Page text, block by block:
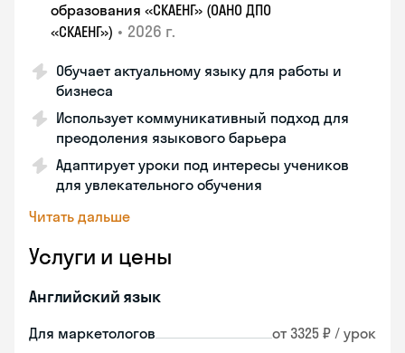
образования «СКАЕНГ» (ОАНО ДПО
«СКАЕНГ») • 2026 г.
Обучает актуальному языку для работы и
бизнеса
Использует коммуникативный подход для
преодоления языкового барьера
Адаптирует уроки под интересы учеников
для увлекательного обучения
Читать дальше
Услуги и цены
Английский язык
Для маркетологов от 3325 ₽ / урок